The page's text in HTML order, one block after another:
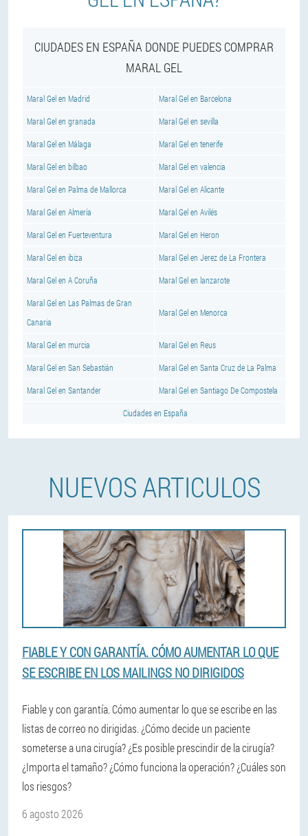
CIUDADES EN ESPAÑA DONDE PUEDES COMPRAR
MARAL GEL
Maral Gel en Madrid Maral Gel en Barcelona
Maral Gel en granada Maral Gel en sevilla
Maral Gel en Málaga Maral Gel en tenerife
Maral Gel en bilbao Maral Gel en valencia
Maral Gel en Palma de Mallorca Maral Gel en Alicante
Maral Gel en Almería Maral Gel en Avilés
Maral Gel en Fuerteventura Maral Gel en Heron
Maral Gel en ibiza Maral Gel en Jerez de La Frontera
Maral Gel en A Coruña Maral Gel en lanzarote
Maral Gel en Las Palmas de Gran
Canaria
Maral Gel en Menorca
Maral Gel en murcia Maral Gel en Reus
Maral Gel en San Sebastián Maral Gel en Santa Cruz de La Palma
Maral Gel en Santander Maral Gel en Santiago De Compostela
Ciudades en España
NUEVOS ARTICULOS
FIABLE Y CON GARANTÍA. CÓMO AUMENTAR LO QUE
SE ESCRIBE EN LOS MAILINGS NO DIRIGIDOS
Fiable y con garantía. Cómo aumentar lo que se escribe en las
listas de correo no dirigidas. ¿Cómo decide un paciente
someterse a una cirugía? ¿Es posible prescindir de la cirugía?
¿Importa el tamaño? ¿Cómo funciona la operación? ¿Cuáles son
los riesgos?
6 agosto 2026